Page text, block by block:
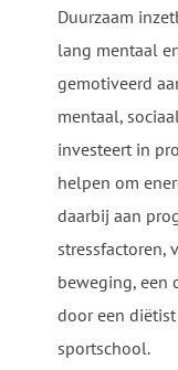
Duurzaam
lang mentaal
gemotiveerd
mentaal,
investeert in
helpen om
daarbij aan
stressfactoren,
beweging, een
door een
sportschool.